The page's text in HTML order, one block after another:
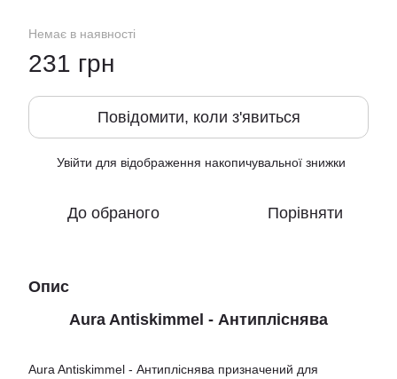
Немає в наявності
231 грн
Повідомити, коли з'явиться
Увійти для відображення накопичувальної знижки
До обраного Порівняти
Опис
Aura Antiskimmel - Антипліснява
Aura Antiskimmel - Антипліснява призначений для